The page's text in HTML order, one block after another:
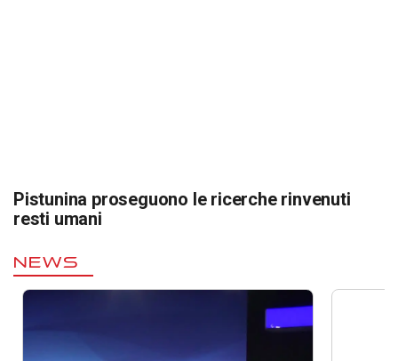
Pistunina proseguono le ricerche rinvenuti
resti umani
NEWS